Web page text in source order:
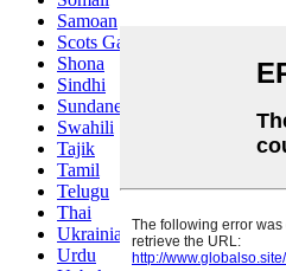
Samoan
Scots Gaelic
Shona
Sindhi
Sundanese
Swahili
Tajik
Tamil
Telugu
Thai
Ukrainian
Urdu